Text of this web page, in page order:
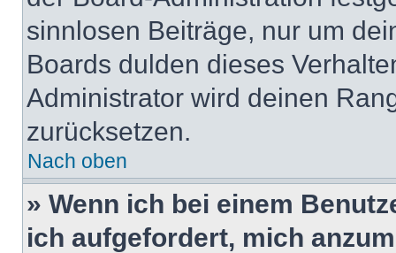
sinnlosen Beiträge, nur um
Boards dulden dieses
Administrator wird deinen
zurücksetzen.
Nach oben
» Wenn ich bei einem
ich aufgefordert, mich